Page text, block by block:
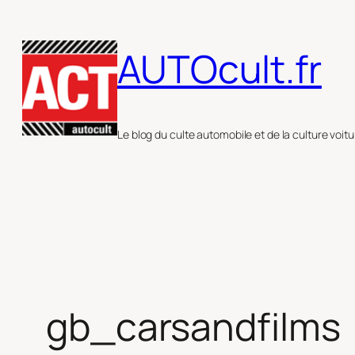
au
contenu
AUTOcult.fr
Le blog du culte automobile et de la culture
gb_carsandfilms